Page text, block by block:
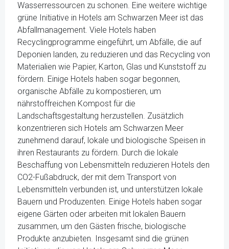
Wasserressourcen zu schonen. Eine weitere wichtige
grüne Initiative in Hotels am Schwarzen Meer ist das
Abfallmanagement. Viele Hotels haben
Recyclingprogramme eingeführt, um Abfälle, die auf
Deponien landen, zu reduzieren und das Recycling von
Materialien wie Papier, Karton, Glas und Kunststoff zu
fördern. Einige Hotels haben sogar begonnen,
organische Abfälle zu kompostieren, um
nährstoffreichen Kompost für die
Landschaftsgestaltung herzustellen. Zusätzlich
konzentrieren sich Hotels am Schwarzen Meer
zunehmend darauf, lokale und biologische Speisen in
ihren Restaurants zu fördern. Durch die lokale
Beschaffung von Lebensmitteln reduzieren Hotels den
CO2-Fußabdruck, der mit dem Transport von
Lebensmitteln verbunden ist, und unterstützen lokale
Bauern und Produzenten. Einige Hotels haben sogar
eigene Gärten oder arbeiten mit lokalen Bauern
zusammen, um den Gästen frische, biologische
Produkte anzubieten. Insgesamt sind die grünen